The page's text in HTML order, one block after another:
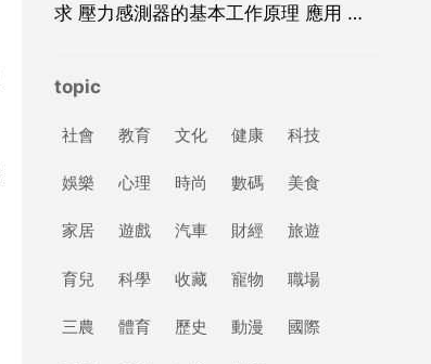
求 壓力感測器的基本工作原理 應用 和設計 方面的資料
topic
社會 教育 文化 健康 科技
娛樂 心理 時尚 數碼 美食
家居 遊戲 汽車 財經 旅遊
育兒 科學 收藏 寵物 職場
三農 體育 歷史 動漫 國際